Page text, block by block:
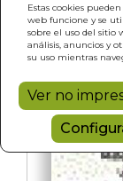
Estas cookies
web funcione y se
sobre el uso del sitio
análisis, anuncios y
su uso mientras
Ver no